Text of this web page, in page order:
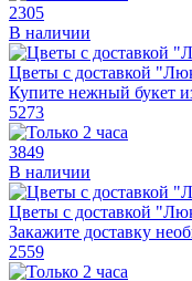
2305
В наличии
Цветы с доставкой
Купите нежный букет
5273
3849
В наличии
Цветы с доставкой
Закажите доставку
2559